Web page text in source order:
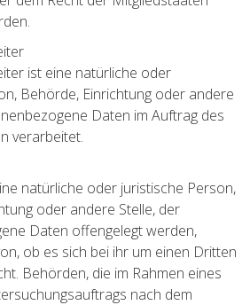
ist eine natürliche oder
Behörde, Einrichtung oder andere
Daten im Auftrag des
verarbeitet.
natürliche oder juristische Person,
oder andere Stelle, der
Daten offengelegt werden,
ob es sich bei ihr um einen Dritten
Behörden, die im Rahmen eines
nach dem